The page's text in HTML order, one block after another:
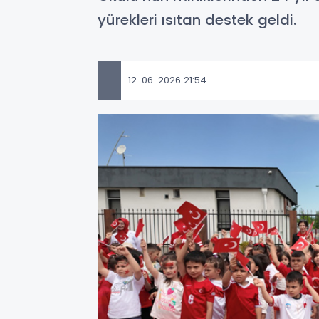
yürekleri ısıtan destek geldi.
12-06-2026 21:54